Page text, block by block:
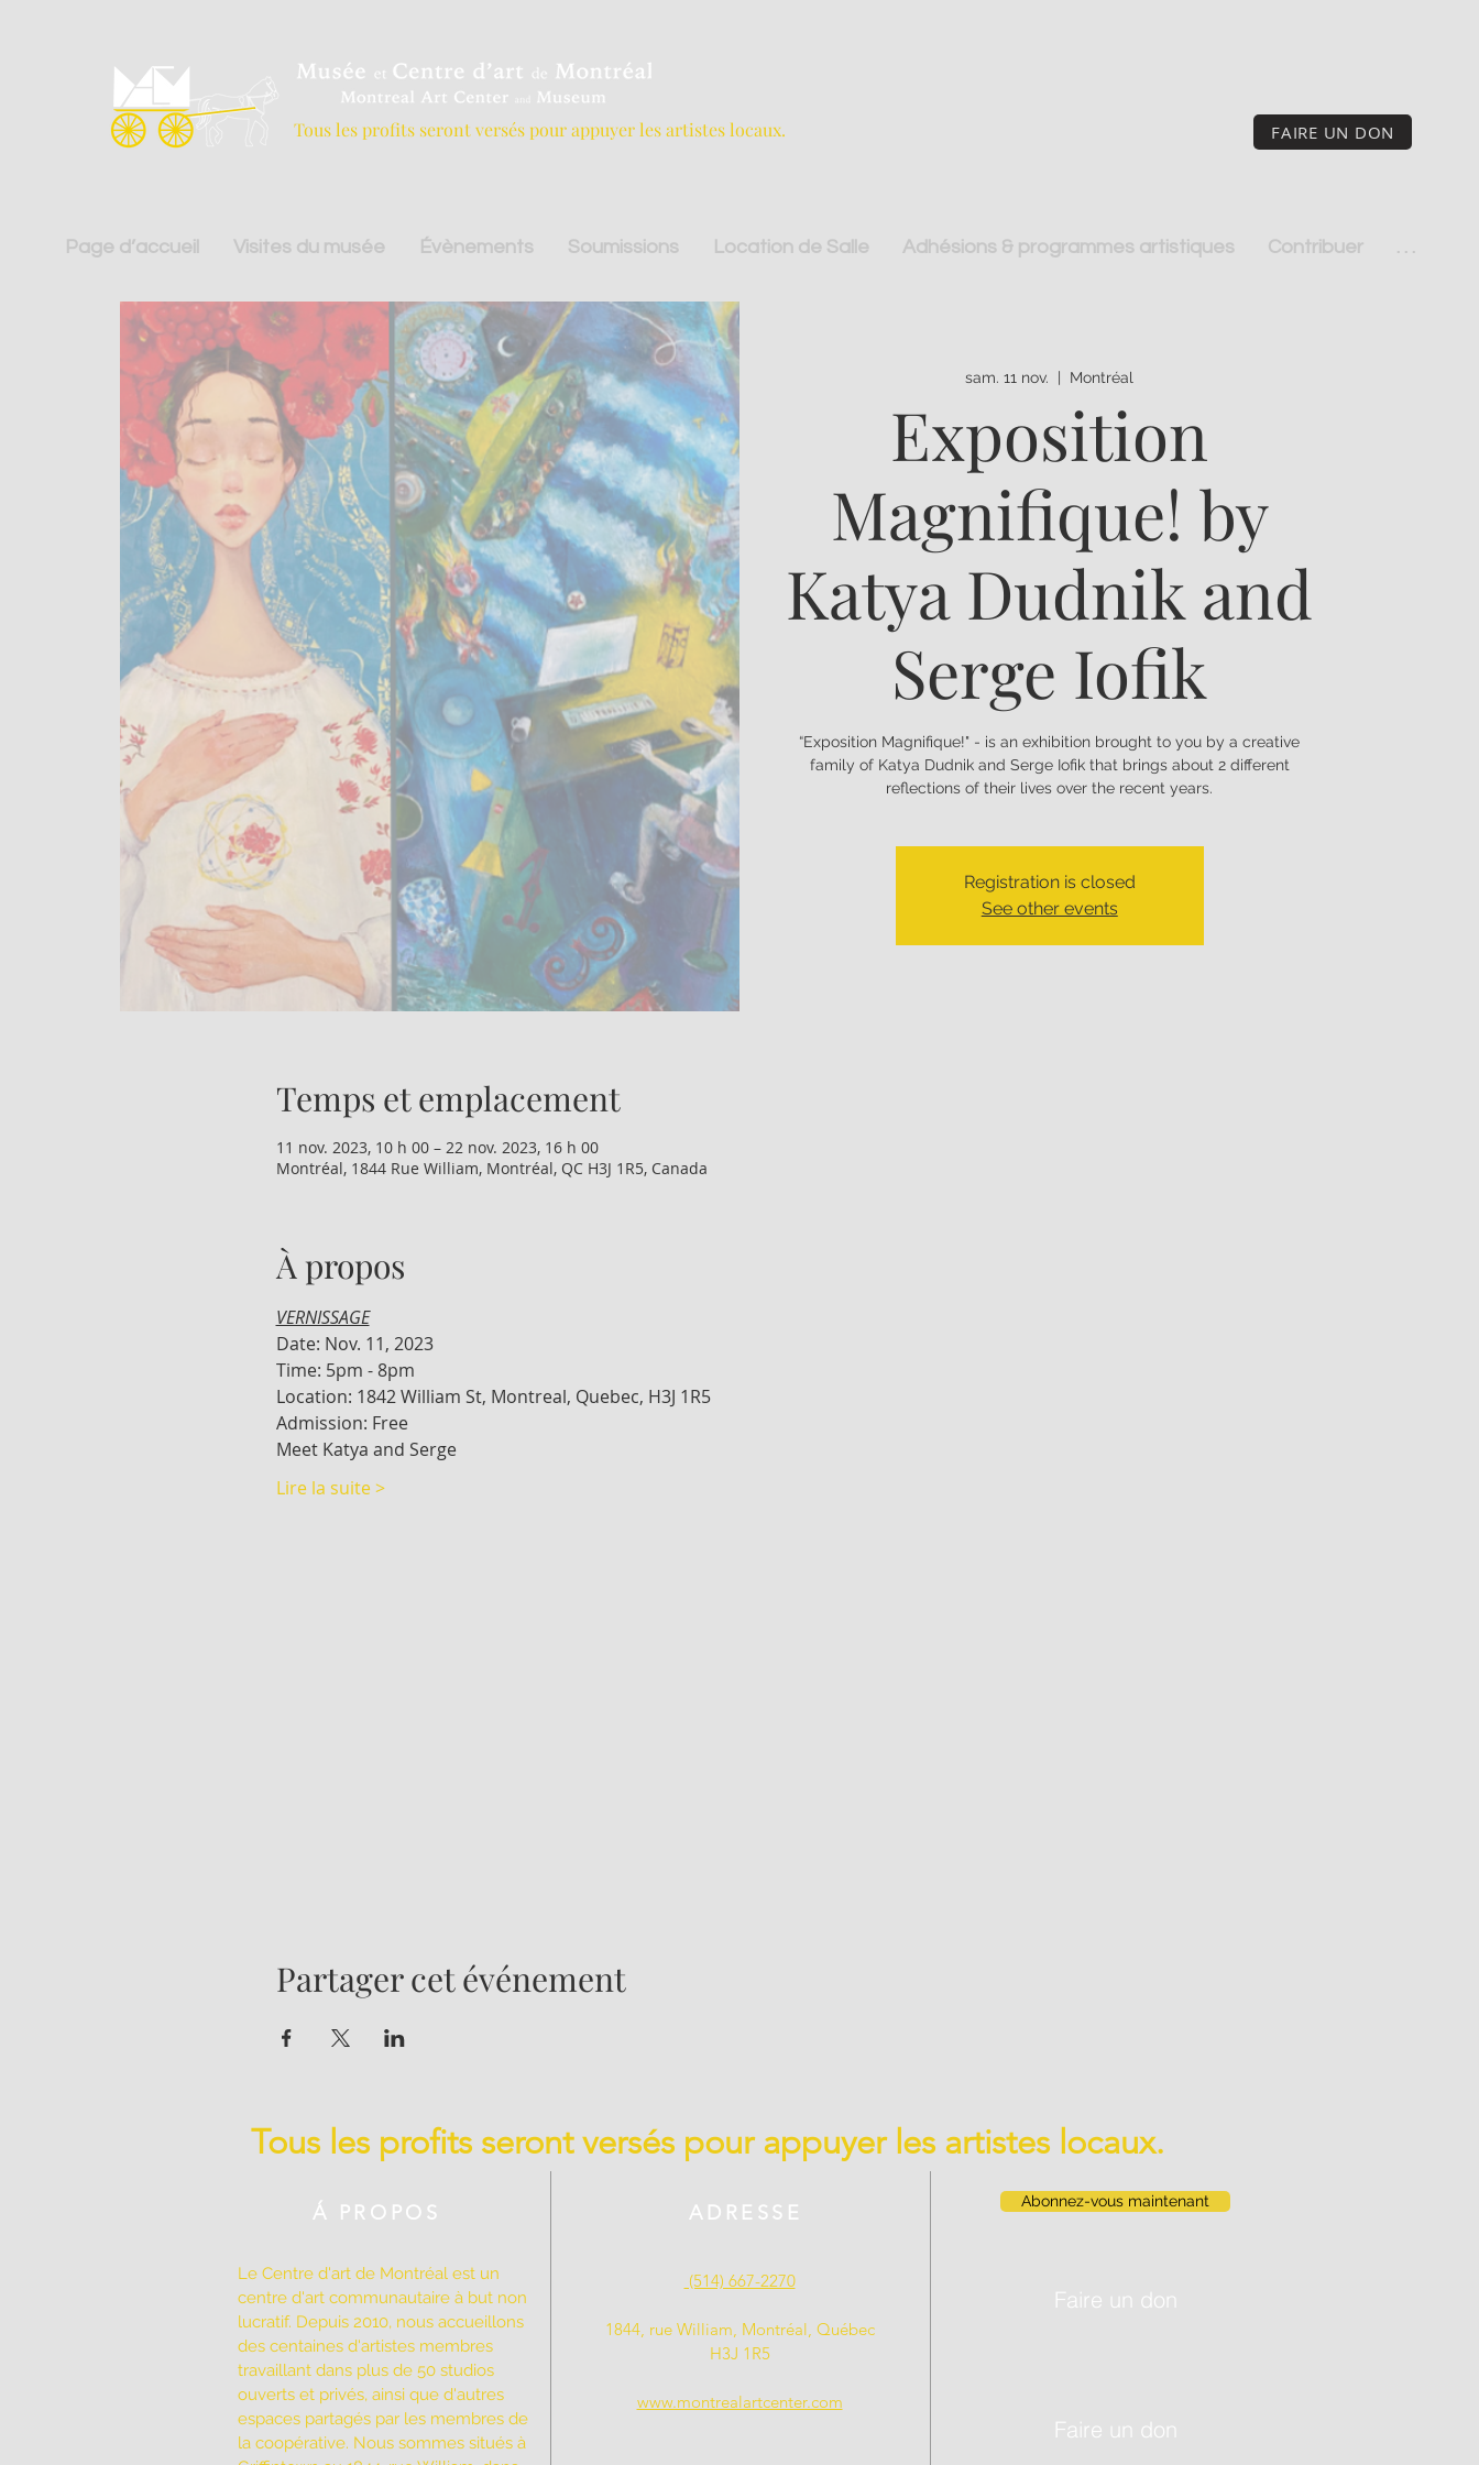
Tous les profits seront versés pour appuyer les artistes locaux. FAIRE UN DON
Page d’accueil Visites du musée Évènements Soumissions Location de Salle Adhésions & programmes artistiques Contribuer . . .
sam. 11 nov. Montréal
Exposition
Magnifique! by
Katya Dudnik and
Serge Iofik
“Exposition Magnifique!" - is an exhibition brought to you by a creative
family of Katya Dudnik and Serge Iofik that brings about 2 different
reflections of their lives over the recent years.
Registration is closed
See other events
Temps et emplacement
11 nov. 2023, 10 h 00 – 22 nov. 2023, 16 h 00
Montréal, 1844 Rue William, Montréal, QC H3J 1R5, Canada
À propos
VERNISSAGE
Date: Nov. 11, 2023
Time: 5pm - 8pm
Location: 1842 William St, Montreal, Quebec, H3J 1R5
Admission: Free
Meet Katya and Serge
Lire la suite >
Partager cet événement
Á PROPOS
Le Centre d'art de Montréal est un
centre d'art communautaire à but non
lucratif. Depuis 2010, nous accueillons
des centaines d'artistes membres
travaillant dans plus de 50 studios
ouverts et privés, ainsi que d'autres
espaces partagés par les membres de
la coopérative. Nous sommes situés à
ADRESSE
(514) 667-2270
1844, rue William, Montréal, Québec
H3J 1R5
www.montrealartcenter.com
Abonnez-vous maintenant
Tous les profits seront versés pour appuyer les artistes locaux.
Faire un don
Faire un don